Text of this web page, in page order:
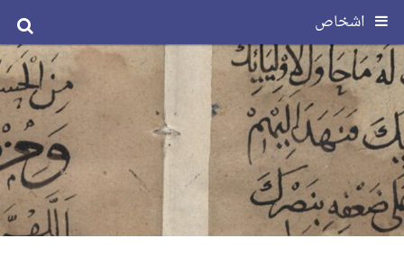
اشخاص